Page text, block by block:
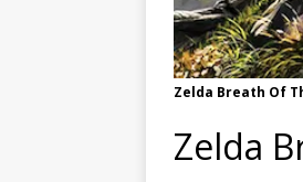
Zelda Breath Of
Zelda